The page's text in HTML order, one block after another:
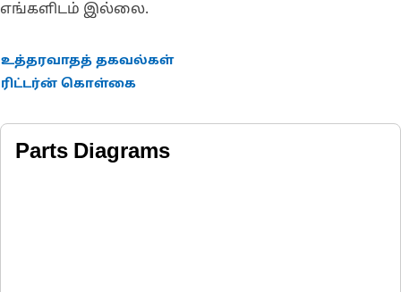
எங்களிடம் இல்லை.
உத்தரவாதத் தகவல்கள்
ரிட்டர்ன் கொள்கை
Parts Diagrams